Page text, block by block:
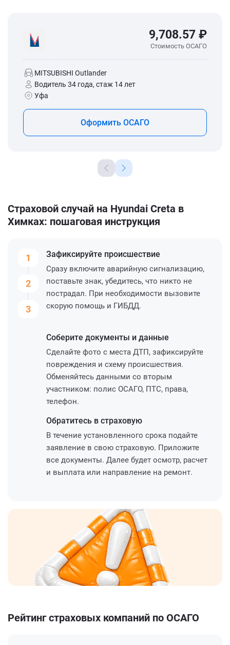
9,708.57 ₽
Стоимость ОСАГО
MITSUBISHI Outlander
Водитель 34 года, стаж 14 лет
Уфа
Оформить ОСАГО
Страховой случай на Hyundai Creta в
Химках: пошаговая инструкция
1
2
3
Зафиксируйте происшествие
Сразу включите аварийную сигнализацию,
поставьте знак, убедитесь, что никто не
пострадал. При необходимости вызовите
скорую помощь и ГИБДД.
Соберите документы и данные
Сделайте фото с места ДТП, зафиксируйте
повреждения и схему происшествия.
Обменяйтесь данными со вторым
участником: полис ОСАГО, ПТС, права,
телефон.
Обратитесь в страховую
В течение установленного срока подайте
заявление в свою страховую. Приложите
все документы. Далее будет осмотр, расчет
и выплата или направление на ремонт.
Рейтинг страховых компаний по ОСАГО